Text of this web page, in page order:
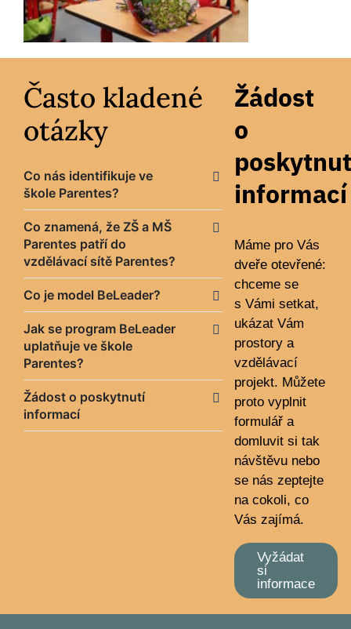
Často kladené
otázky
Co nás identifikuje ve
škole Parentes?
Co znamená, že ZŠ a MŠ
Parentes patří do
vzdělávací sítě Parentes?
Co je model BeLeader?
Jak se program BeLeader
uplatňuje ve škole
Parentes?
Žádost o poskytnutí
informací
Žádost
o
informací
Máme pro Vás
dveře otevřené:
chceme se
s Vámi setkat,
ukázat Vám
prostory a
vzdělávací
projekt. Můžete
proto vyplnit
formulář a
domluvit si tak
návštěvu nebo
se nás zeptejte
na cokoli, co
Vás zajímá.
Vyžádat
si
informace